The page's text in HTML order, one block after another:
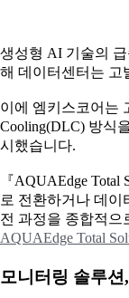
생성형 AI 기술의
해 데이터센터는 고
이에 엠키스코어는
Cooling(DLC) 방식
시했습니다.
『AQUAEdge
로 전환하거나 데이
전 과정을 종합적으
AQUAEdge Total
모니터링 솔루